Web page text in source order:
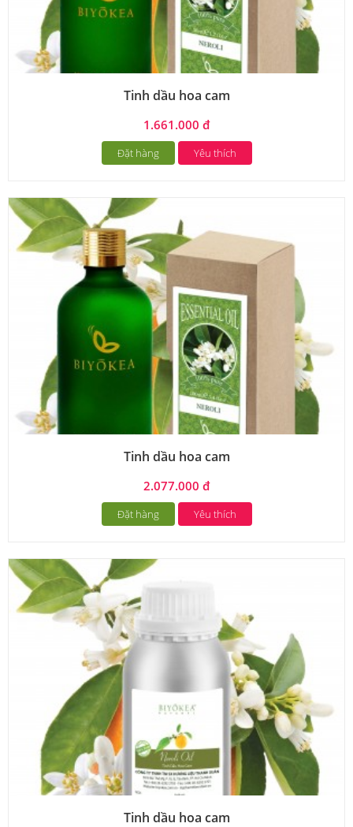
Tinh dầu hoa cam
1.661.000 đ
Đặt hàng Yêu thích
Tinh dầu hoa cam
2.077.000 đ
Đặt hàng Yêu thích
Tinh dầu hoa cam